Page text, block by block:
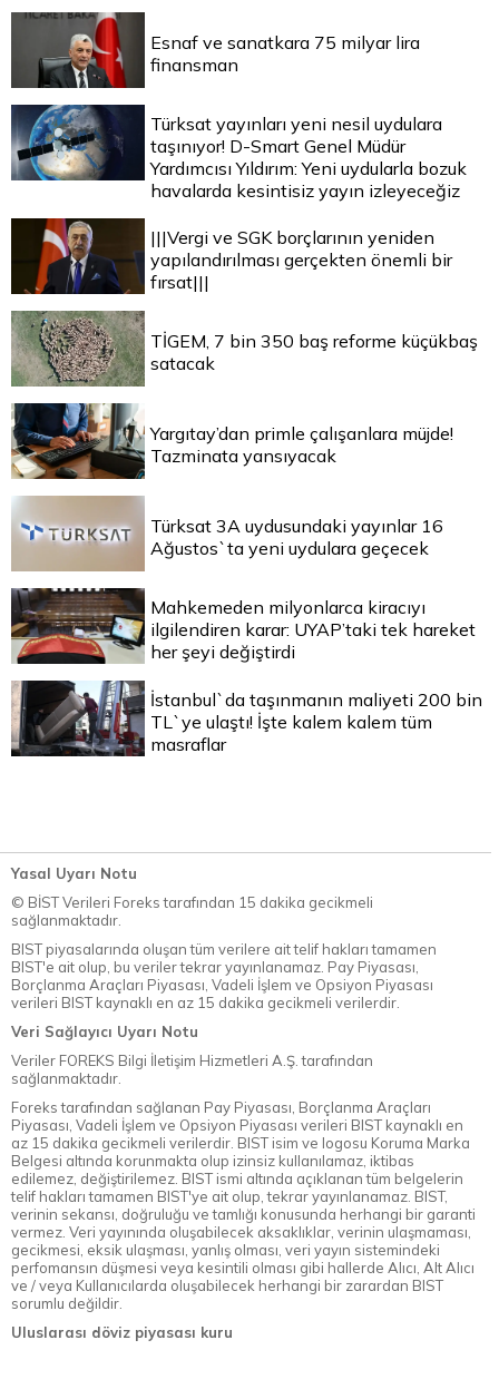
Esnaf ve sanatkara 75 milyar lira
finansman
Türksat yayınları yeni nesil uydulara
taşınıyor! D-Smart Genel Müdür
Yardımcısı Yıldırım: Yeni uydularla bozuk
havalarda kesintisiz yayın izleyeceğiz
|||Vergi ve SGK borçlarının yeniden
yapılandırılması gerçekten önemli bir
fırsat|||
TİGEM, 7 bin 350 baş reforme küçükbaş
satacak
Yargıtay’dan primle çalışanlara müjde!
Tazminata yansıyacak
Türksat 3A uydusundaki yayınlar 16
Ağustos`ta yeni uydulara geçecek
Mahkemeden milyonlarca kiracıyı
ilgilendiren karar: UYAP’taki tek hareket
her şeyi değiştirdi
İstanbul`da taşınmanın maliyeti 200 bin
TL`ye ulaştı! İşte kalem kalem tüm
masraflar
Yasal Uyarı Notu
© BİST Verileri Foreks tarafından 15 dakika gecikmeli
sağlanmaktadır.
BIST piyasalarında oluşan tüm verilere ait telif hakları tamamen
BIST'e ait olup, bu veriler tekrar yayınlanamaz. Pay Piyasası,
Borçlanma Araçları Piyasası, Vadeli İşlem ve Opsiyon Piyasası
verileri BIST kaynaklı en az 15 dakika gecikmeli verilerdir.
Veri Sağlayıcı Uyarı Notu
Veriler FOREKS Bilgi İletişim Hizmetleri A.Ş. tarafından
sağlanmaktadır.
Foreks tarafından sağlanan Pay Piyasası, Borçlanma Araçları
Piyasası, Vadeli İşlem ve Opsiyon Piyasası verileri BIST kaynaklı en
az 15 dakika gecikmeli verilerdir. BIST isim ve logosu Koruma Marka
Belgesi altında korunmakta olup izinsiz kullanılamaz, iktibas
edilemez, değiştirilemez. BIST ismi altında açıklanan tüm belgelerin
telif hakları tamamen BIST'ye ait olup, tekrar yayınlanamaz. BIST,
verinin sekansı, doğruluğu ve tamlığı konusunda herhangi bir garanti
vermez. Veri yayınında oluşabilecek aksaklıklar, verinin ulaşmaması,
gecikmesi, eksik ulaşması, yanlış olması, veri yayın sistemindeki
perfomansın düşmesi veya kesintili olması gibi hallerde Alıcı, Alt Alıcı
ve / veya Kullanıcılarda oluşabilecek herhangi bir zarardan BIST
sorumlu değildir.
Uluslarası döviz piyasası kuru